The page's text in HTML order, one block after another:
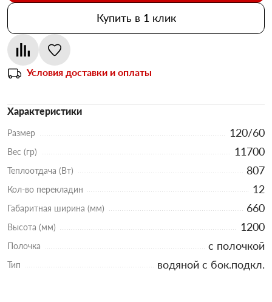
Купить в 1 клик
Условия доставки и оплаты
Характеристики
Размер 120/60
Вес (гр) 11700
Теплоотдача (Вт) 807
Кол-во перекладин 12
Габаритная ширина (мм) 660
Высота (мм) 1200
Полочка с полочкой
Тип водяной с бок.подкл.